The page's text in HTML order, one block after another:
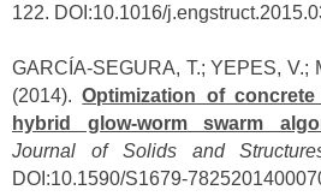
122. DOI:10.1016/
GARCÍA-SEGURA, T.; YEPES, V.;
(2014).Optimization of
hybrid glow-worm swarm
Journal of Solids and
DOI:10.1590/S1679-